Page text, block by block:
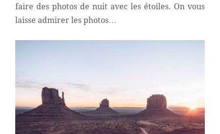
faire des photos de nuit avec les étoiles. On vous
laisse admirer les photos…